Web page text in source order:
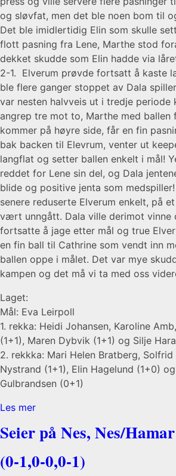
og sløvfat, men det ble noen bom til
Det ble imidlertidig Elin som skulle
flott pasning fra Lene, Marthe stod
dekket skudde som Elin hadde via
2-1. Elverum prøvde fortsatt å kaste
ble flere ganger stoppet av Dala
var nesten halvveis ut i tredje periode
angrep tre mot to, Marthe med ballen
kommer på høyre side, får en fin
bak backen til Elevrum, venter ut
langflat og setter ballen enkelt i mål!
reddet for Lene sin del, og Dala
blide og positive jenta som
senere reduserte Elverum enkelt, på
vært unngått. Dala ville derimot vinne
fortsatte å jage etter mål og true
en fin ball til Cathrine som vendt inn
ballen oppe i målet. Det var mye
kampen og det må vi ta med oss
Laget:
Mål: Eva Leirpoll
1. rekka: Heidi Johansen, Karoline
(1+1), Maren Dybvik (1+1) og Silje
2. rekkka: Mari Helen Bratberg,
Nystrand (1+1), Elin Hagelund (1+0)
Gulbrandsen (0+1)
Les mer
Seier på Nes, Nes/
(0-1,0-0,0-1)